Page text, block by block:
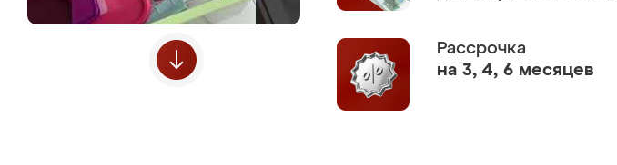
Рассрочка
на 3, 4, 6 месяцев